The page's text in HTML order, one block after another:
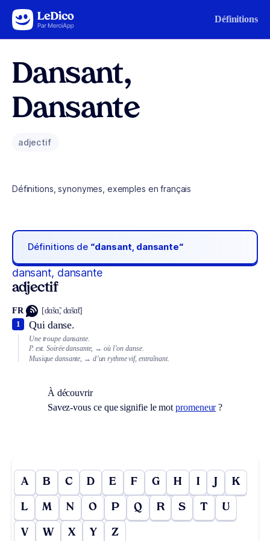
Aller au contenu Définitions
Dansant,
Dansante
adjectif
Définitions, synonymes, exemples en français
Définitions de “dansant, dansante“
dansant, dansante
adjectif
FR [dɑ̃sɑ̃, dɑ̃sɑ̃t]
Qui danse.
1
Une troupe dansante.
P. ext. Soirée dansante, → où l’on danse.
Musique dansante, → d’un rythme vif, entraînant.
À découvrir
Savez-vous ce que signifie le motpromeneur?
A B C D E F G H I J K
L M N O P Q R S T U
V W X Y Z